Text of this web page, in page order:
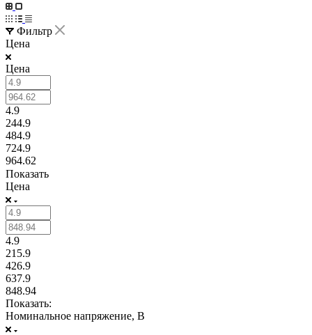
Фильтр
Цена
Цена
4.9
244.9
484.9
724.9
964.62
Показать
Цена
4.9
215.9
426.9
637.9
848.94
Показать:
Номинальное напряжение, В